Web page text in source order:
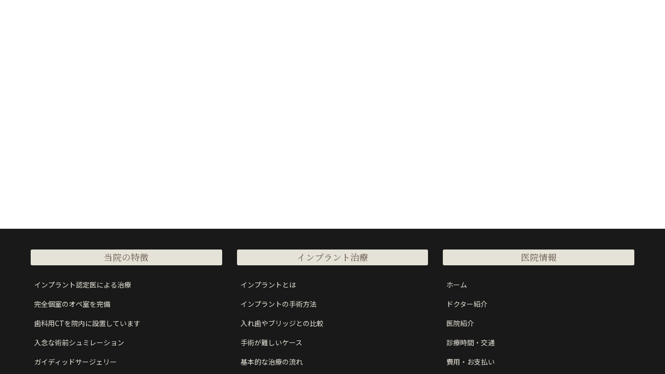
当院の特徴
インプラント認定医による治療
完全個室のオペ室を完備
歯科用CTを院内に設置しています
入念な術前シュミレーション
ガイディッドサージェリー
インプラント治療
インプラントとは
インプラントの手術方法
入れ歯やブリッジとの比較
手術が難しいケース
基本的な治療の流れ
医院情報
ホーム
ドクター紹介
医院紹介
診療時間・交通
費用・お支払い